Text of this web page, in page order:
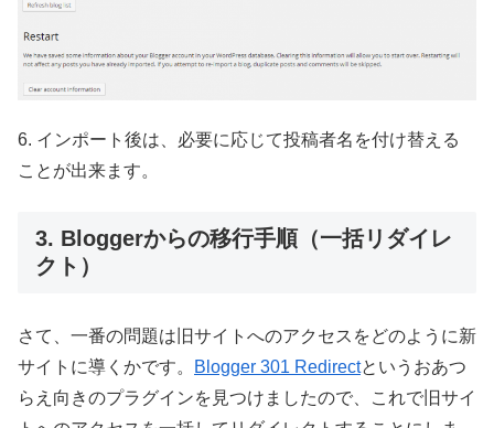
6. インポート後は、必要に応じて投稿者名を付け替える
ことが出来ます。
3. Bloggerからの移行手順（一括リダイレ
クト）
さて、一番の問題は旧サイトへのアクセスをどのように新
サイトに導くかです。
Blogger 301 Redirectというおあつ
らえ向きのプラグインを見つけましたので、これで旧サイ